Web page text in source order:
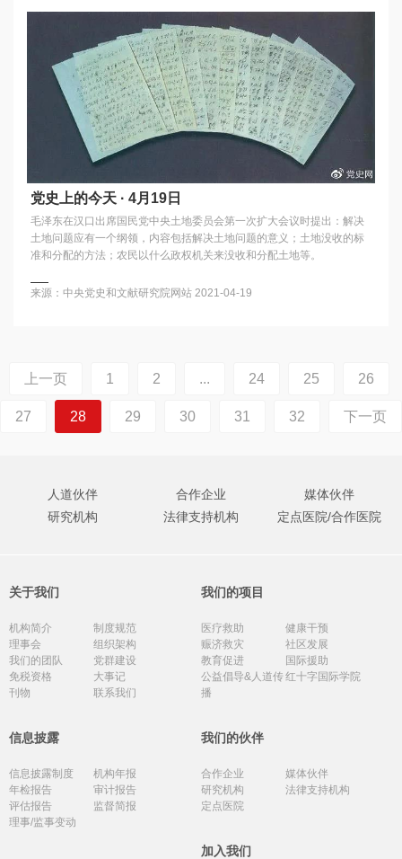
党史上的今天 · 4月19日
毛泽东在汉口出席国民党中央土地委员会第一次扩大会议时提出：解决
土地问题应有一个纲领，内容包括解决土地问题的意义；土地没收的标
准和分配的方法；农民以什么政权机关来没收和分配土地等。
来源：中央党史和文献研究院网站 2021-04-19
上一页 1 2 ... 24 25 26
27 28 29 30 31 32 下一页
人道伙伴 合作企业
媒体伙伴
研究机构
法律支持机构 定点医院/合作医院
关于我们
机构简介
制度规范
理事会
组织架构
我们的团队
党群建设
免税资格
大事记
刊物
联系我们
我们的项目
医疗救助
健康干预
赈济救灾
社区发展
教育促进
国际援助
公益倡导&人道传
播
红十字国际学院
信息披露
信息披露制度
机构年报
年检报告
审计报告
评估报告
监督简报
理事/监事变动
我们的伙伴
合作企业
媒体伙伴
研究机构
法律支持机构
定点医院
加入我们